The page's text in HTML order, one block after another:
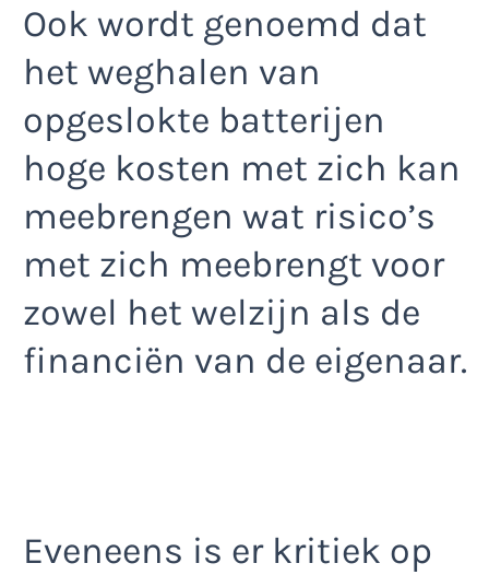
Ook wordt genoemd dat
het weghalen van
opgeslokte batterijen
hoge kosten met zich kan
meebrengen wat risico’s
met zich meebrengt voor
zowel het welzijn als de
financiën van de eigenaar.
Eveneens is er kritiek op